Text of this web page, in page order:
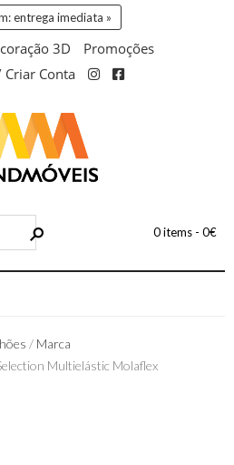
entrega imediata »
3D
Promoções
Criar Conta
0 items - 0€
/ Marca
Multielástic Molaflex